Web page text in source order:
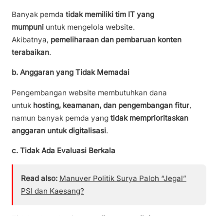
Banyak pemda tidak memiliki tim IT yang
mumpuni untuk mengelola website.
Akibatnya, pemeliharaan dan pembaruan konten
terabaikan.
b. Anggaran yang Tidak Memadai
Pengembangan website membutuhkan dana
untuk hosting, keamanan, dan pengembangan fitur,
namun banyak pemda yang tidak memprioritaskan
anggaran untuk digitalisasi.
c. Tidak Ada Evaluasi Berkala
Read also: Manuver Politik Surya Paloh “Jegal”
PSI dan Kaesang?